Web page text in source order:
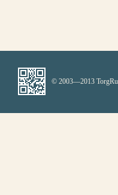
© 2003—2013